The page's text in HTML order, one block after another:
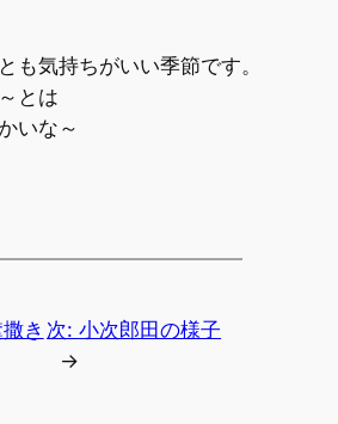
も気持ちがいい季節です。
とは
いな～
き 次:小次郎田の様子
→